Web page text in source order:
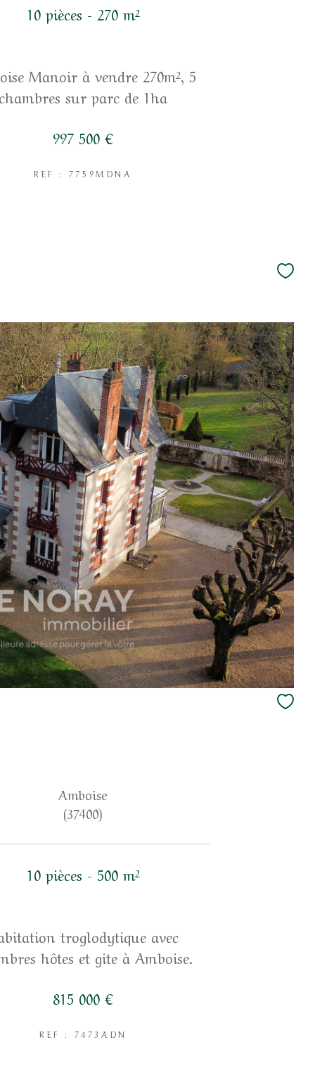
10 pièces - 270 m²
Manoir à vendre 270m², 5
sur parc de 1ha
997 500 €
REF : 7759MDNA
Amboise
(37400)
10 pièces - 500 m²
troglodytique avec
hôtes et gite à Amboise.
815 000 €
REF : 7473ADN